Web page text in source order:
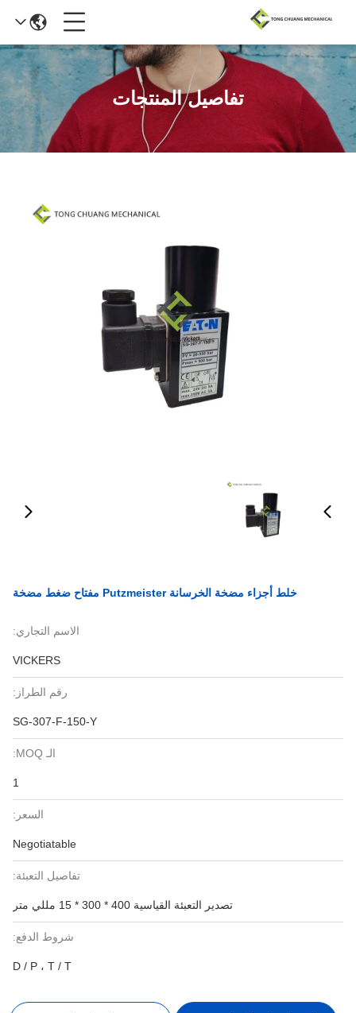
تفاصيل المنتجات
خلط أجزاء مضخة الخرسانة Putzmeister مفتاح ضغط مضخة
الاسم التجاري:
VICKERS
رقم الطراز:
SG-307-F-150-Y
الـ MOQ:
1
السعر:
Negotiatable
تفاصيل التعبئة:
تصدير التعبئة القياسية 400 * 300 * 15 مللي متر
شروط الدفع:
D / P ، T / T